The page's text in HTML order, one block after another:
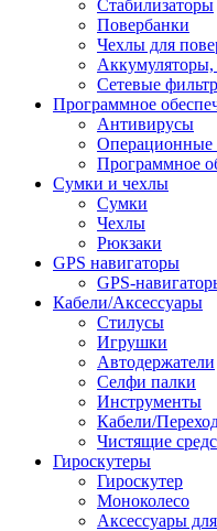
Стабилизаторы
Повербанки
Чехлы для
Аккумуляторы,
Сетевые
Программное
Антивирусы
Операционные
Программное
Сумки и чехлы
Сумки
Чехлы
Рюкзаки
GPS навигаторы
GPS-
Кабели/Аксессуары
Стилусы
Игрушки
Автодержатели
Селфи палки
Инструменты
Кабели/
Чистящие
Гироскутеры
Гироскутер
Моноколесо
Аксессуары